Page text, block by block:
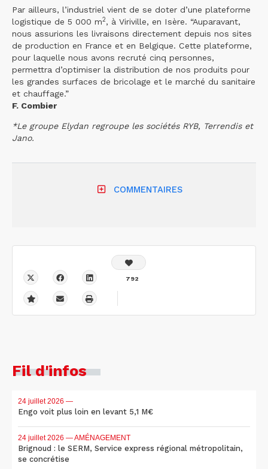
Par ailleurs, l’industriel vient de se doter d’une plateforme
logistique de 5 000 m2, à Viriville, en Isère. “Auparavant,
nous assurions les livraisons directement depuis nos sites
de production en France et en Belgique. Cette plateforme,
pour laquelle nous avons recruté cinq personnes,
permettra d’optimiser la distribution de nos produits pour
les grandes surfaces de bricolage et le marché du sanitaire
et chauffage.”
F. Combier
*Le groupe Elydan regroupe les sociétés RYB, Terrendis et
Jano.
COMMENTAIRES
792
Fil d'infos
24 juillet 2026 —
Engo voit plus loin en levant 5,1 M€
24 juillet 2026 — AMÉNAGEMENT
Brignoud : le SERM, Service express régional métropolitain,
se concrétise